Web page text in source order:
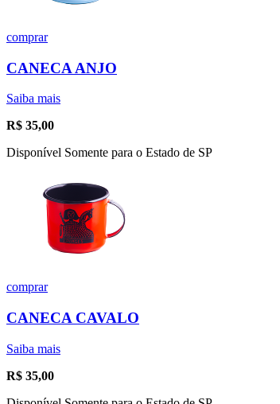
comprar
CANECA ANJO
Saiba mais
R$ 35,00
Disponível Somente para o Estado de SP
comprar
CANECA CAVALO
Saiba mais
R$ 35,00